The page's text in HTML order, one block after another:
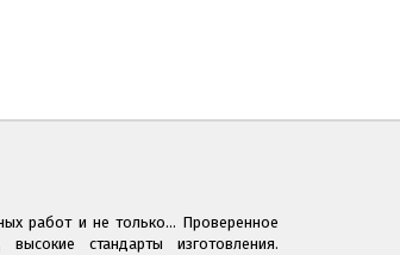
работ и не только... Проверенное
высокие стандарты изготовления.